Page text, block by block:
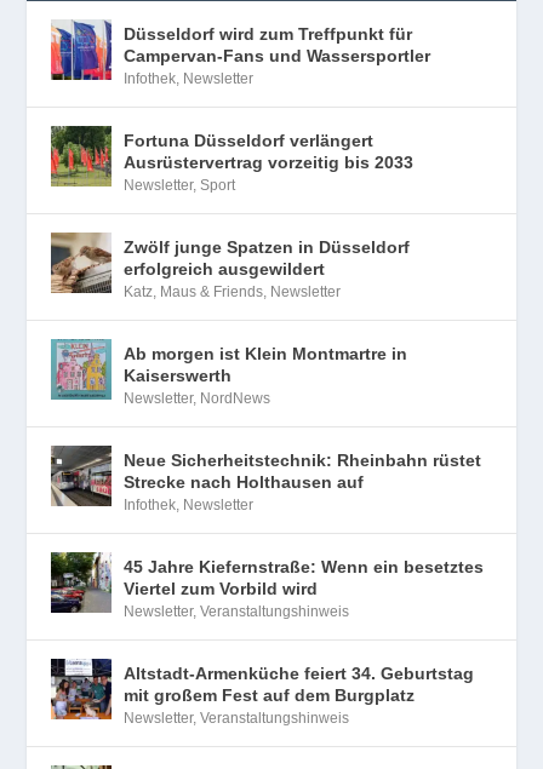
Düsseldorf wird zum Treffpunkt für
Campervan-Fans und Wassersportler
Infothek, Newsletter
Fortuna Düsseldorf verlängert
Ausrüstervertrag vorzeitig bis 2033
Newsletter,Sport
Zwölf junge Spatzen in Düsseldorf
erfolgreich ausgewildert
Katz, Maus & Friends, Newsletter
Ab morgen ist Klein Montmartre in
Kaiserswerth
Newsletter, NordNews
Neue Sicherheitstechnik: Rheinbahn rüstet
Strecke nach Holthausen auf
Infothek, Newsletter
45 Jahre Kiefernstraße: Wenn ein besetztes
Viertel zum Vorbild wird
Newsletter,Veranstaltungshinweis
Altstadt-Armenküche feiert 34. Geburtstag
mit großem Fest auf dem Burgplatz
Newsletter,Veranstaltungshinweis